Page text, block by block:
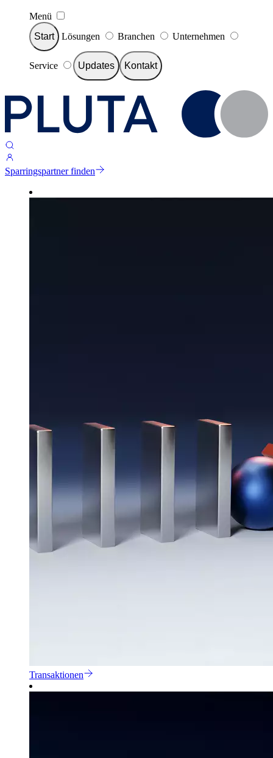
Menü
Start
Lösungen Branchen Unternehmen
Service Updates Kontakt
Sparringspartner finden
Transaktionen